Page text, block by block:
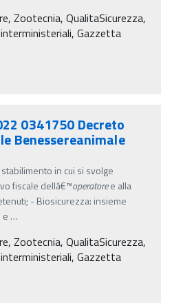
Zootecnia, QualitaSicurezza,
Gazzetta
0341750 Decreto
Benessereanimale
in cui si svolge
fiscale dellâ€™operatoree alla
- Biosicurezza: insieme
e …
Zootecnia, QualitaSicurezza,
Gazzetta